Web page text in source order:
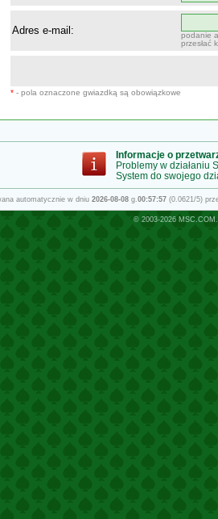
Adres e-mail:
podanie
przesłać
* - pola oznaczone gwiazdką są obowiązkowe
Informacje o
Problemy w działaniu
System do swojego
automatycznie w dniu 2026-08-08g.00:57:57(0.0621/5)
© 2003-2026